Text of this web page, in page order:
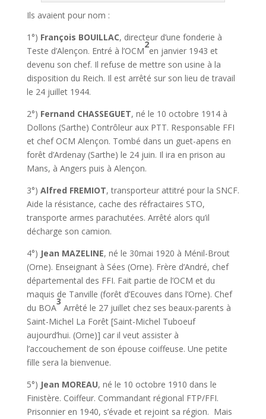
Ils avaient pour nom :
1°) François BOUILLAC, directeur d’une fonderie à
Teste d’Alençon. Entré à l’OCM
2
en janvier 1943 et
devenu son chef. Il refuse de mettre son usine à la
disposition du Reich. Il est arrêté sur son lieu de travail
le 24 juillet 1944.
2°) Fernand CHASSEGUET, né le 10 octobre 1914 à
Dollons (Sarthe) Contrôleur aux PTT. Responsable FFI
et chef OCM Alençon. Tombé dans un guet-apens en
forêt d’Ardenay (Sarthe) le 24 juin. Il ira en prison au
Mans, à Angers puis à Alençon.
3°) Alfred FREMIOT, transporteur attitré pour la SNCF.
Aide la résistance, cache des réfractaires STO,
transporte armes parachutées. Arrêté alors qu’il
décharge son camion.
4°) Jean MAZELINE, né le 30mai 1920 à Ménil-Brout
(Orne). Enseignant à Sées (Orne). Frère d’André, chef
départemental des FFI. Fait partie de l’OCM et du
maquis de Tanville (forêt d’Ecouves dans l’Orne). Chef
du BOA
3
Arrêté le 27 juillet chez ses beaux-parents à
Saint-Michel La Forêt [Saint-Michel Tuboeuf
aujourd’hui. (Orne)] car il veut assister à
l’accouchement de son épouse coiffeuse. Une petite
fille sera la bienvenue.
5°) Jean MOREAU, né le 10 octobre 1910 dans le
Finistère. Coiffeur. Commandant régional FTP/FFI.
Prisonnier en 1940, s’évade et rejoint sa région. Mais